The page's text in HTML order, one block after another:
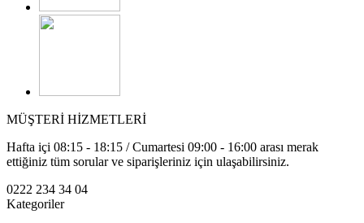
MÜŞTERİ HİZMETLERİ
Hafta içi 08:15 - 18:15 / Cumartesi 09:00 - 16:00 arası merak
ettiğiniz tüm sorular ve siparişleriniz için ulaşabilirsiniz.
0222 234 34 04
Kategoriler